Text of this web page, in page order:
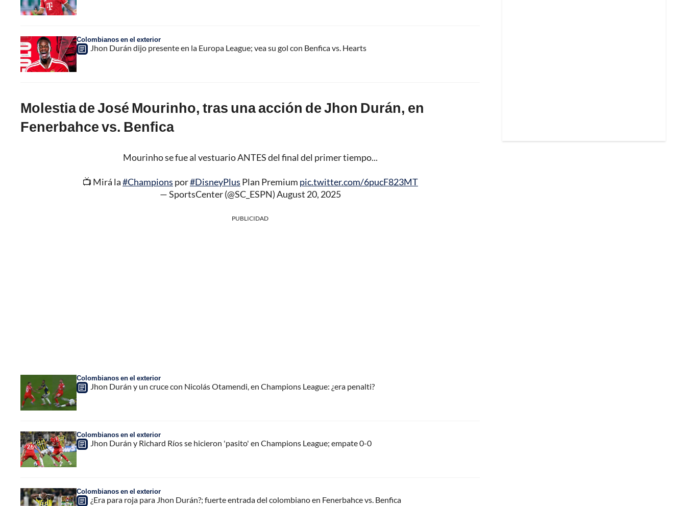
Colombianos en el exterior
Jhon Durán dijo presente en la Europa League; vea su gol con Benfica vs. Hearts
Molestia de José Mourinho, tras una acción de Jhon Durán, en
Fenerbahce vs. Benfica
Mourinho se fue al vestuario ANTES del final del primer tiempo...
📺 Mirá la#Champions por#DisneyPlus Plan Premium pic.twitter.com/6pucF823MT
— SportsCenter (@SC_ESPN)August 20, 2025
PUBLICIDAD
Colombianos en el exterior
Jhon Durán y un cruce con Nicolás Otamendi, en Champions League: ¿era penalti?
Colombianos en el exterior
Jhon Durán y Richard Ríos se hicieron 'pasito' en Champions League; empate 0-0
Colombianos en el exterior
¿Era para roja para Jhon Durán?; fuerte entrada del colombiano en Fenerbahce vs. Benfica